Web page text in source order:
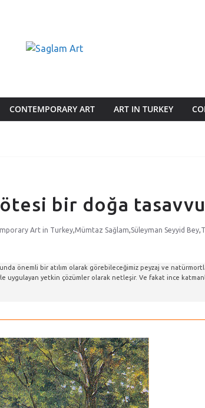
CONTEMPORARY ART ART IN TURKEY
bir doğa
Art in Turkey,Mümtaz Sağlam,Süleyman Seyyid Bey,
önemli bir atılım olarak görebileceğimiz peyzaj ve
uygulayan yetkin çözümler olarak netleşir. Ve fakat ince